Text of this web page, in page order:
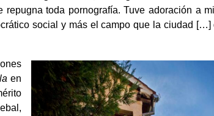
toda pornografía. Tuve adoración a
social y más el campo que la ciudad […]
en